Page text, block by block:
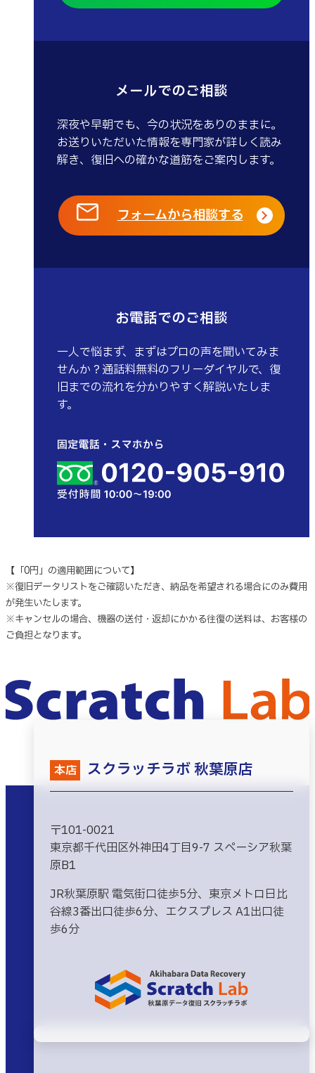
メールでのご相談
深夜や早朝でも、今の状況をありのままに。
お送りいただいた情報を専門家が詳しく読み
解き、復旧への確かな道筋をご案内します。
フォームから相談する
お電話でのご相談
一人で悩まず、まずはプロの声を聞いてみま
せんか？通話料無料のフリーダイヤルで、復
旧までの流れを分かりやすく解説いたしま
す。
【「0円」の適用範囲について】
※復旧データリストをご確認いただき、納品を希望される場合にのみ費用
が発生いたします。
※キャンセルの場合、機器の送付・返却にかかる往復の送料は、お客様の
ご負担となります。
本店 スクラッチラボ 秋葉原店
〒101-0021
東京都千代田区外神田4丁目9-7 スペーシア秋葉
原B1
JR秋葉原駅 電気街口徒歩5分、東京メトロ日比
谷線3番出口徒歩6分、エクスプレス A1出口徒
歩6分